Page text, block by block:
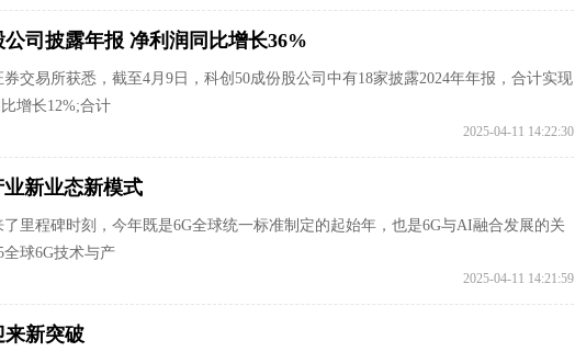
司披露年报 净利润同比增长36%
交易所获悉，截至4月9日，科创50成份股公司中有18家披露2024年年报，合计实现
增长12%;合计
2025-04-11 14:22:30
新业态新模式
了里程碑时刻，今年既是6G全球统一标准制定的起始年，也是6G与AI融合发展的关
全球6G技术与产
2025-04-11 14:21:59
来新突破